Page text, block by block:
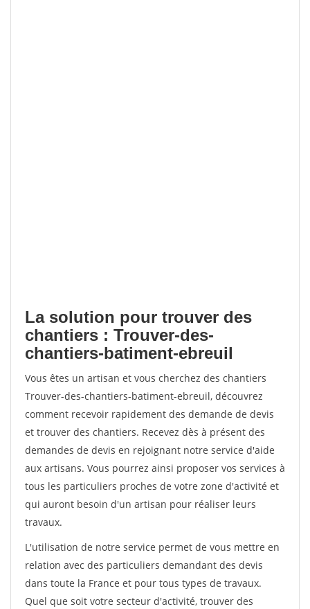
La solution pour trouver des
chantiers : Trouver-des-
chantiers-batiment-ebreuil
Vous êtes un artisan et vous cherchez des chantiers
Trouver-des-chantiers-batiment-ebreuil, découvrez
comment recevoir rapidement des demande de devis
et trouver des chantiers. Recevez dès à présent des
demandes de devis en rejoignant notre service d'aide
aux artisans. Vous pourrez ainsi proposer vos services à
tous les particuliers proches de votre zone d'activité et
qui auront besoin d'un artisan pour réaliser leurs
travaux.
L'utilisation de notre service permet de vous mettre en
relation avec des particuliers demandant des devis
dans toute la France et pour tous types de travaux.
Quel que soit votre secteur d'activité, trouver des